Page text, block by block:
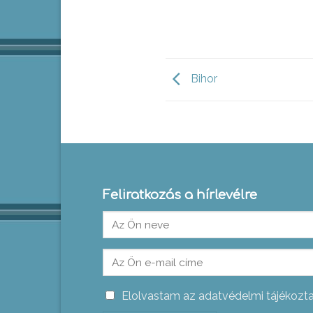
Bihor
Feliratkozás a hírlevélre
Elolvastam az adatvédelmi